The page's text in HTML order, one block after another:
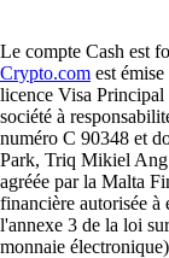
Le compte Cash est
Crypto.com est
licence Visa
société à
numéro C 90348 et
Park, Triq Mikiel
agréée par la Malta
financière autorisée à
l'annexe 3 de la loi
monnaie